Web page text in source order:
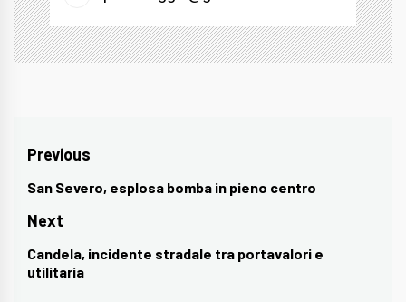
Navigazione
articoli
Previous
Previous
post:
San Severo, esplosa bomba in pieno centro
Next
Next
post:
Candela, incidente stradale tra portavalori e
utilitaria